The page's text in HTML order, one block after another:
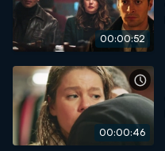
00:00:52
00:00:46